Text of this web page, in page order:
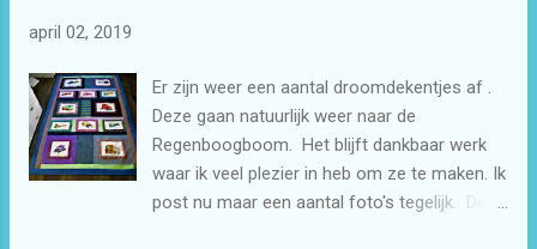
april 02, 2019
Er zijn weer een aantal droomdekentjes af .
Deze gaan natuurlijk weer naar de
Regenboogboom. Het blijft dankbaar werk
waar ik veel plezier in heb om ze te maken. Ik
post nu maar een aantal foto's tegelijk. Deze